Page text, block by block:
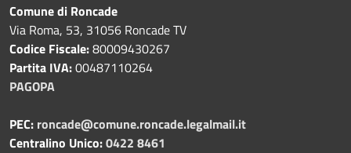
Comune di Roncade
Via Roma, 53, 31056 Roncade TV
Codice Fiscale:80009430267
Partita IVA:00487110264
PAGOPA
PEC: roncade@comune.roncade.legalmail.it
Centralino Unico:0422 8461